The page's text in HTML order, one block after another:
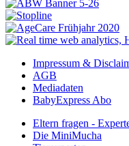
Impressum &
AGB
Mediadaten
BabyExpress Abo
Eltern fragen -
Die MiniMucha